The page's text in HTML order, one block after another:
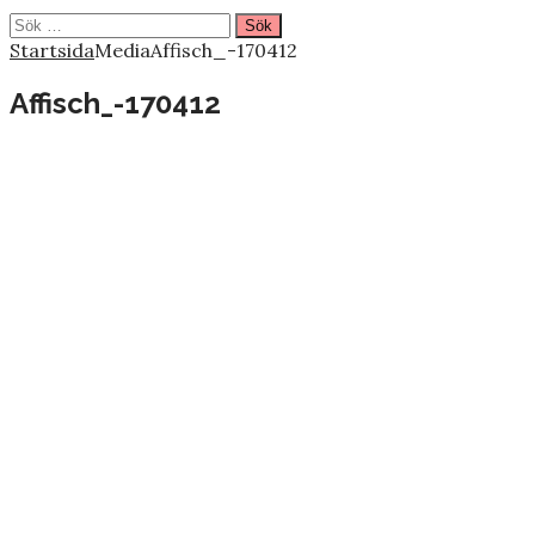
Sök
efter:
StartsidaMediaAffisch_-170412
Affisch_-170412